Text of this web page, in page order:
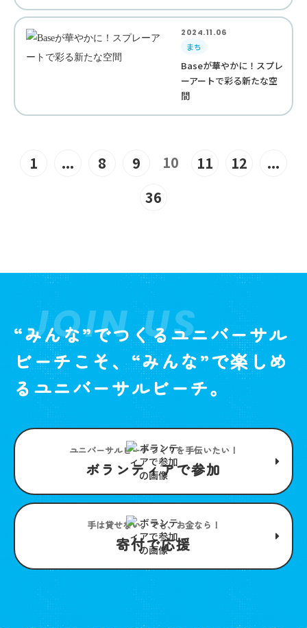
2024.11.06
まち
Baseが華やかに！スプレ
ーアートで彩る新たな空
間
1 ... 8 9 10 11 12
...
36
JOIN US
“みんな”でつくるユニバーサル
ビーチこそ、“みんな”で楽しめ
るユニバーサルビーチ。
ユニバーサルビーチつくりを手伝いたい！
ボランティアで参加
手は貸せない。でも、お金なら！
寄付で応援